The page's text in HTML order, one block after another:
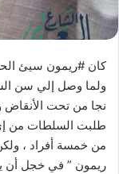
كان #ريمون سيئ
ولما وصل إلي سن
نجا من تحت الأنقاض
طلبت السلطات من
من خمسة أفراد ،
ريمون ” في خجل أن